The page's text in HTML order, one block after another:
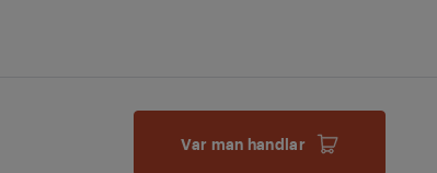
Var man handlar